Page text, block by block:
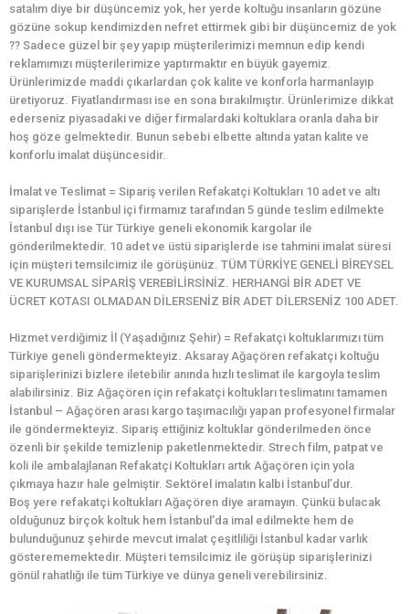
satalım diye bir düşüncemiz yok, her yerde koltuğu insanların gözüne
gözüne sokup kendimizden nefret ettirmek gibi bir düşüncemiz de yok
?? Sadece güzel bir şey yapıp müşterilerimizi memnun edip kendi
reklamımızı müşterilerimize yaptırmaktır en büyük gayemiz.
Ürünlerimizde maddi çıkarlardan çok kalite ve konforla harmanlayıp
üretiyoruz. Fiyatlandırması ise en sona bırakılmıştır. Ürünlerimize dikkat
ederseniz piyasadaki ve diğer firmalardaki koltuklara oranla daha bir
hoş göze gelmektedir. Bunun sebebi elbette altında yatan kalite ve
konforlu imalat düşüncesidir.
İmalat ve Teslimat = Sipariş verilen Refakatçi Koltukları 10 adet ve altı
siparişlerde İstanbul içi firmamız tarafından 5 günde teslim edilmekte
İstanbul dışı ise Tür Türkiye geneli ekonomik kargolar ile
gönderilmektedir. 10 adet ve üstü siparişlerde ise tahmini imalat süresi
için müşteri temsilcimiz ile görüşünüz. TÜM TÜRKİYE GENELİ BİREYSEL
VE KURUMSAL SİPARİŞ VEREBİLİRSİNİZ. HERHANGİ BİR ADET VE
ÜCRET KOTASI OLMADAN DİLERSENİZ BİR ADET DİLERSENİZ 100 ADET.
Hizmet verdiğimiz İl (Yaşadığınız Şehir) = Refakatçi koltuklarımızı tüm
Türkiye geneli göndermekteyiz. Aksaray Ağaçören refakatçi koltuğu
siparişlerinizi bizlere iletebilir anında hızlı teslimat ile kargoyla teslim
alabilirsiniz. Biz Ağaçören için refakatçi koltukları teslimatını tamamen
İstanbul – Ağaçören arası kargo taşımacılığı yapan profesyonel firmalar
ile göndermekteyiz. Sipariş ettiğiniz koltuklar gönderilmeden önce
özenli bir şekilde temizlenip paketlenmektedir. Strech film, patpat ve
koli ile ambalajlanan Refakatçi Koltukları artık Ağaçören için yola
çıkmaya hazır hale gelmiştir. Sektörel imalatın kalbi İstanbul’dur.
Boş yere refakatçi koltukları Ağaçören diye aramayın. Çünkü bulacak
olduğunuz birçok koltuk hem İstanbul’da imal edilmekte hem de
bulunduğunuz şehirde mevcut imalat çeşitliliği İstanbul kadar varlık
gösterememektedir. Müşteri temsilcimiz ile görüşüp siparişlerinizi
gönül rahatlığı ile tüm Türkiye ve dünya geneli verebilirsiniz.